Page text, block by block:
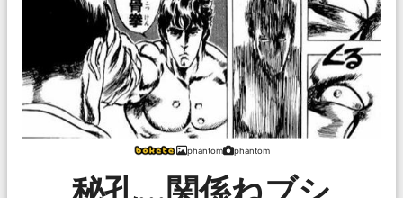
phantom phantom